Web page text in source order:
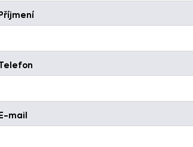
Příjmení
Telefon
E-mail